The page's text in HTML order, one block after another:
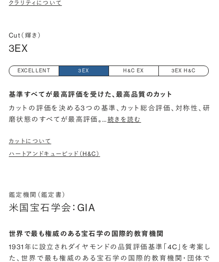
クラリティについて
Cut（輝き）
3EX
EXCELLENT 3EX H&C EX 3EX H&C
基準すべてが最高評価を受けた、最高品質のカット
カットの評価を決める3つの基準、カット総合評価、対称性、研
磨状態のすべてが最高評価。… 続きを読む
カットについて
ハートアンドキューピッド（H&C）
鑑定機関（鑑定書）
米国宝石学会：GIA
世界で最も権威のある宝石学の国際的教育機関
1931年に設立されダイヤモンドの品質評価基準「4C」を考案し
た、世界で最も権威のある宝石学の国際的教育機関・団体で